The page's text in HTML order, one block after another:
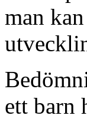
man
ett barn